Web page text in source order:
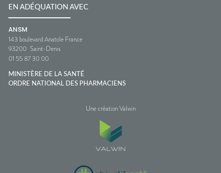
EN ADÉQUATION AVEC
ANSM
143 boulevard Anatole France
93200 Saint-Denis
01 55 87 30 00
MINISTÈRE DE LA SANTÉ
ORDRE NATIONAL DES PHARMACIENS
Une création Valwin